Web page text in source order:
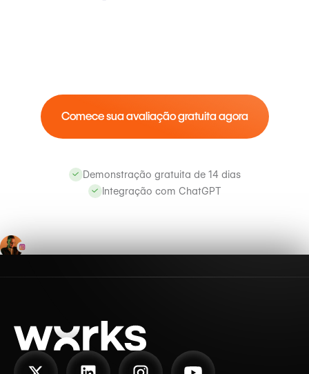
Comece sua avaliação gratuita agora
Demonstração gratuita de 14 dias
Integração com ChatGPT